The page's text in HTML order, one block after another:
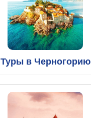
Туры в Черногорию